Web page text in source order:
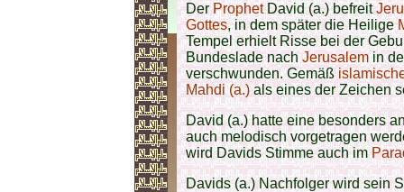
DerProphetDavid (a.) befreit
Gottes, in dem später die Heilige
Tempel erhielt Risse bei der
Bundeslade nachJerusalemin
verschwunden. Gemäß
Mahdi (a.)als eines der Zeichen
David (a.) hatte eine besonders
auch melodisch vorgetragen
wird Davids Stimme auch im
Davids (a.) Nachfolger wird sein